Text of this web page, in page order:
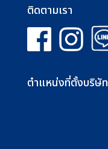
ติดตามเรา
ตำแหน่งที่ตั้งบริษัท